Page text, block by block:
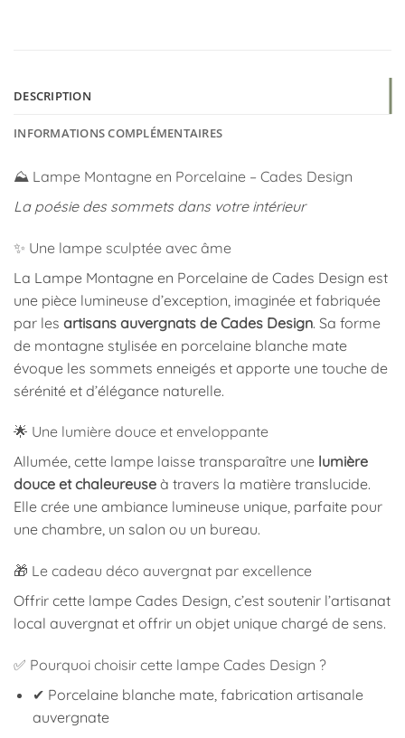
DESCRIPTION
INFORMATIONS COMPLÉMENTAIRES
⛰️ Lampe Montagne en Porcelaine – Cades Design
La poésie des sommets dans votre intérieur
✨ Une lampe sculptée avec âme
La Lampe Montagne en Porcelaine de Cades Design est
une pièce lumineuse d’exception, imaginée et fabriquée
par les artisans auvergnats de Cades Design. Sa forme
de montagne stylisée en porcelaine blanche mate
évoque les sommets enneigés et apporte une touche de
sérénité et d’élégance naturelle.
🌟 Une lumière douce et enveloppante
Allumée, cette lampe laisse transparaître une lumière
douce et chaleureuse à travers la matière translucide.
Elle crée une ambiance lumineuse unique, parfaite pour
une chambre, un salon ou un bureau.
🎁 Le cadeau déco auvergnat par excellence
Offrir cette lampe Cades Design, c’est soutenir l’artisanat
local auvergnat et offrir un objet unique chargé de sens.
✅ Pourquoi choisir cette lampe Cades Design ?
✔ Porcelaine blanche mate, fabrication artisanale
auvergnate